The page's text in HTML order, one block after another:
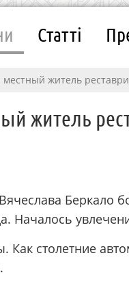
Статті
житель
житель
Беркало
Началось
столетние